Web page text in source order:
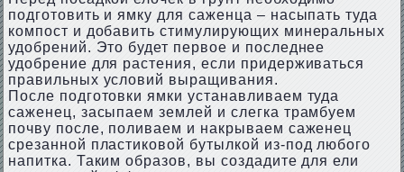
подготовить и ямку для саженца – насыпать туда
компост и добавить стимулирующих минеральных
удобрений. Это будет первое и последнее
удобрение для растения, если придерживаться
правильных условий выращивания.
После подготовки ямки устанавливаем туда
саженец, засыпаем землей и слегка трамбуем
почву после, поливаем и накрываем саженец
срезанной пластиковой бутылкой из-под любого
напитка. Таким образов, вы создадите для ели